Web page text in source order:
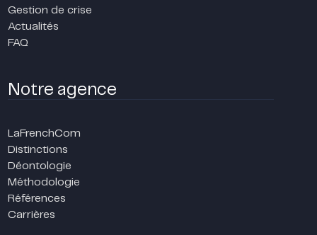
Gestion de crise
Actualités
FAQ
Notre agence
LaFrenchCom
Distinctions
Déontologie
Méthodologie
Références
Carrières